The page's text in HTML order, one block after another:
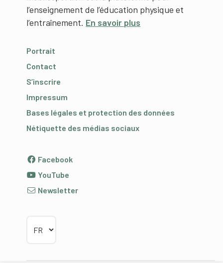
l’enseignement de l’éducation physique et
l’entraînement. En savoir plus
Portrait
Contact
S’inscrire
Impressum
Bases légales et protection des données
Nétiquette des médias sociaux
Facebook
YouTube
Newsletter